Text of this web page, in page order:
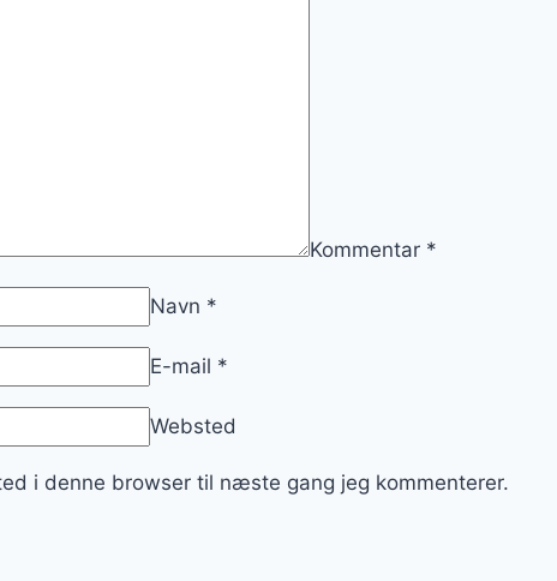
Kommentar *
Navn *
E-mail *
Websted
i denne browser til næste gang jeg kommenterer.